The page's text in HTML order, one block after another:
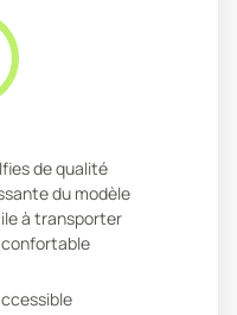
de qualité
du modèle
à transporter